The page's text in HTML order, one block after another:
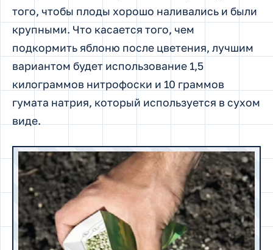
того, чтобы плоды хорошо наливались и были
крупными. Что касается того, чем
подкормить яблоню после цветения, лучшим
вариантом будет использование 1,5
килограммов нитрофоски и 10 граммов
гумата натрия, который используется в сухом
виде.